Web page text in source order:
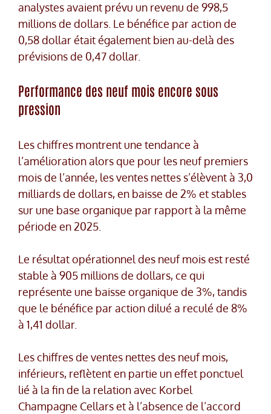
analystes avaient prévu un revenu de 998,5
millions de dollars. Le bénéfice par action de
0,58 dollar était également bien au-delà des
prévisions de 0,47 dollar.
Performance des neuf mois encore sous
pression
Les chiffres montrent une tendance à
l’amélioration alors que pour les neuf premiers
mois de l’année, les ventes nettes s’élèvent à 3,0
milliards de dollars, en baisse de 2% et stables
sur une base organique par rapport à la même
période en 2025.
Le résultat opérationnel des neuf mois est resté
stable à 905 millions de dollars, ce qui
représente une baisse organique de 3%, tandis
que le bénéfice par action dilué a reculé de 8%
à 1,41 dollar.
Les chiffres de ventes nettes des neuf mois,
inférieurs, reflètent en partie un effet ponctuel
lié à la fin de la relation avec Korbel
Champagne Cellars et à l’absence de l’accord